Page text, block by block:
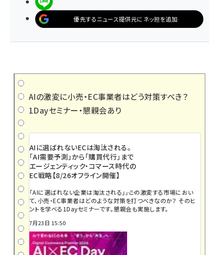
優先するニュース提供元にネッ担を追加
AIの激変に小売・EC事業者はどう対策すべき？
1Dayセミナー・懇親会あり
AIに選ばれないECは淘汰される。
「AI需要予測」から「購買代行」まで
エージェンティック・コマース時代の
EC戦略【8/26オフライン開催】
「AIに選ばれない企業は淘汰される」――。この激変する市場におい
て、小売・EC事業者はどのような対策を打つべきなのか？ そのヒ
ントを学べる1Dayセミナーです。懇親会も実施します。
7月23日 15:50